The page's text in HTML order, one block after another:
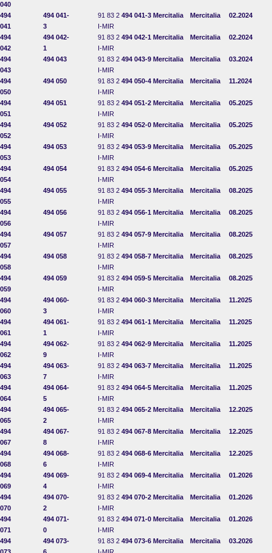
040
494
041
494 041-
3
91 83 2 494 041-3
I-MIR
Mercitalia Mercitalia 02.2024
494
042
494 042-
1
91 83 2 494 042-1
I-MIR
Mercitalia Mercitalia 02.2024
494
043
494 043 91 83 2 494 043-9
I-MIR
Mercitalia Mercitalia 03.2024
494
050
494 050 91 83 2 494 050-4
I-MIR
Mercitalia Mercitalia 11.2024
494
051
494 051 91 83 2 494 051-2
I-MIR
Mercitalia Mercitalia 05.2025
494
052
494 052 91 83 2 494 052-0
I-MIR
Mercitalia Mercitalia 05.2025
494
053
494 053 91 83 2 494 053-9
I-MIR
Mercitalia Mercitalia 05.2025
494
054
494 054 91 83 2 494 054-6
I-MIR
Mercitalia Mercitalia 05.2025
494
055
494 055 91 83 2 494 055-3
I-MIR
Mercitalia Mercitalia 08.2025
494
056
494 056 91 83 2 494 056-1
I-MIR
Mercitalia Mercitalia 08.2025
494
057
494 057 91 83 2 494 057-9
I-MIR
Mercitalia Mercitalia 08.2025
494
058
494 058 91 83 2 494 058-7
I-MIR
Mercitalia Mercitalia 08.2025
494
059
494 059 91 83 2 494 059-5
I-MIR
Mercitalia Mercitalia 08.2025
494
060
494 060-
3
91 83 2 494 060-3
I-MIR
Mercitalia Mercitalia 11.2025
494
061
494 061-
1
91 83 2 494 061-1
I-MIR
Mercitalia Mercitalia 11.2025
494
062
494 062-
9
91 83 2 494 062-9
I-MIR
Mercitalia Mercitalia 11.2025
494
063
494 063-
7
91 83 2 494 063-7
I-MIR
Mercitalia Mercitalia 11.2025
494
064
494 064-
5
91 83 2 494 064-5
I-MIR
Mercitalia Mercitalia 11.2025
494
065
494 065-
2
91 83 2 494 065-2
I-MIR
Mercitalia Mercitalia 12.2025
494
067
494 067-
8
91 83 2 494 067-8
I-MIR
Mercitalia Mercitalia 12.2025
494
068
494 068-
6
91 83 2 494 068-6
I-MIR
Mercitalia Mercitalia 12.2025
494
069
494 069-
4
91 83 2 494 069-4
I-MIR
Mercitalia Mercitalia 01.2026
494
070
494 070-
2
91 83 2 494 070-2
I-MIR
Mercitalia Mercitalia 01.2026
494
071
494 071-
0
91 83 2 494 071-0
I-MIR
Mercitalia Mercitalia 01.2026
494
494 073-
91 83 2 494 073-6 Mercitalia Mercitalia 03.2026